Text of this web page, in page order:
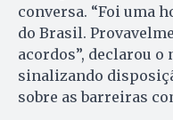
conversa. “Foi uma
do Brasil.
acordos”, declarou
sinalizando
sobre as barreiras